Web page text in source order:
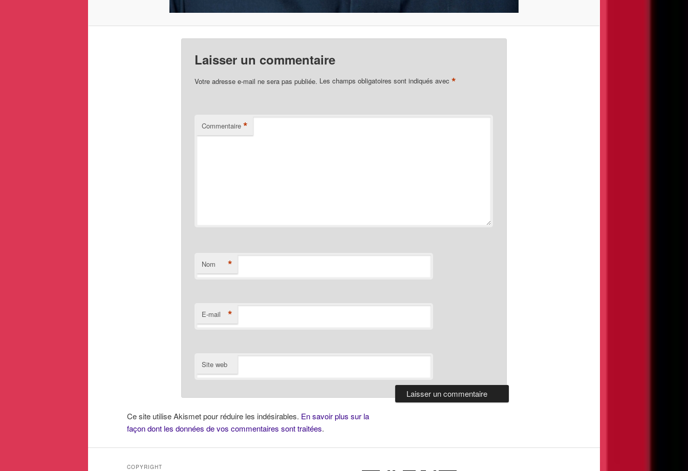
Laisser un commentaire
Votre adresse e-mail ne sera pas publiée. Les champs obligatoires sont indiqués avec *
Commentaire *
Nom *
E-mail *
Site web
Ce site utilise Akismet pour réduire les indésirables. En savoir plus sur la
façon dont les données de vos commentaires sont traitées.
COPYRIGHT